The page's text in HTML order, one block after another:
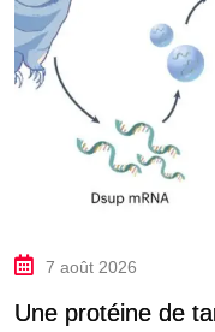
7 août 2026
Une protéine de